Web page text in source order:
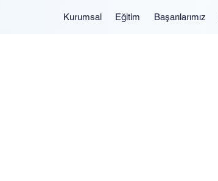
Kurumsal Eğitim Başarılarımız